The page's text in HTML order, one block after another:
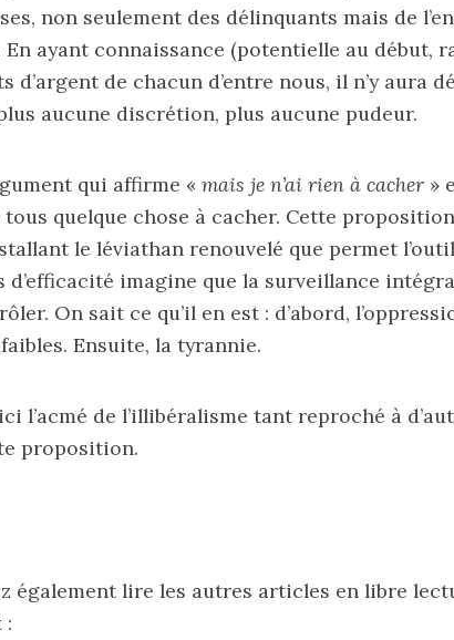
non seulement des délinquants mais de
ayant connaissance (potentielle au début,
d’argent de chacun d’entre nous, il n’y aura
aucune discrétion, plus aucune pudeur.
qui affirme « mais je n’ai rien à cacher »
tous quelque chose à cacher. Cette
le léviathan renouvelé que permet
d’efficacité imagine que la surveillance
On sait ce qu’il en est : d’abord,
Ensuite, la tyrannie.
l’acmé de l’illibéralisme tant reproché à
proposition.
également lire les autres articles en libre
: